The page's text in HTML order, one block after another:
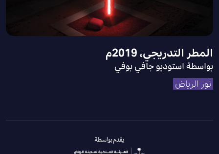
المطر التدريجي، 2019م
بواسطة استوديو جافي بوفي
نور الرياض